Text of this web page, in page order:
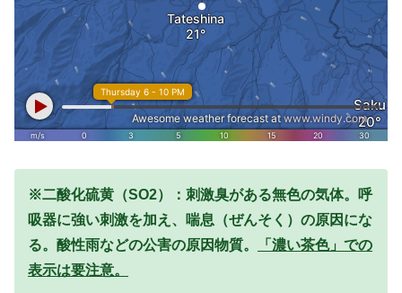
※二酸化硫黄（SO2）：刺激臭がある無色の気体。呼
吸器に強い刺激を加え、喘息（ぜんそく）の原因にな
る。酸性雨などの公害の原因物質。
「濃い茶色」での
表示は要注意。